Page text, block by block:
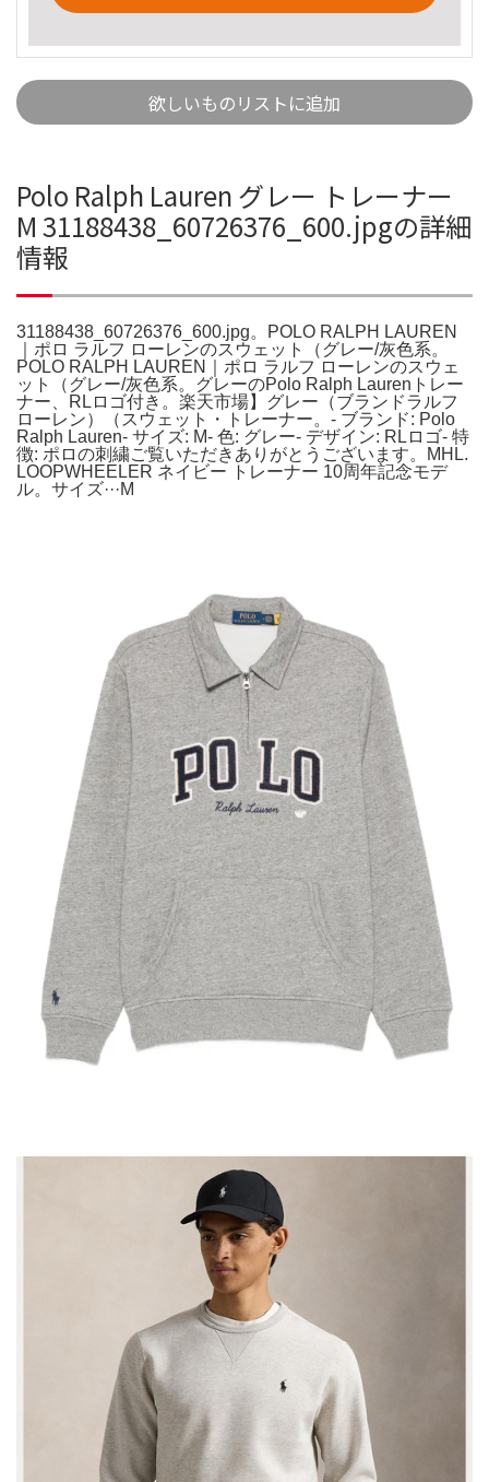
欲しいものリストに追加
Polo Ralph Lauren グレー トレーナー
M 31188438_60726376_600.jpgの詳細
情報
31188438_60726376_600.jpg。POLO RALPH LAUREN
｜ポロ ラルフ ローレンのスウェット（グレー/灰色系。
POLO RALPH LAUREN｜ポロ ラルフ ローレンのスウェ
ット（グレー/灰色系。グレーのPolo Ralph Laurenトレー
ナー、RLロゴ付き。楽天市場】グレー（ブランドラルフ
ローレン）（スウェット・トレーナー。- ブランド: Polo
Ralph Lauren- サイズ: M- 色: グレー- デザイン: RLロゴ- 特
徴: ポロの刺繍ご覧いただきありがとうございます。MHL.
LOOPWHEELER ネイビー トレーナー 10周年記念モデ
ル。サイズ···M